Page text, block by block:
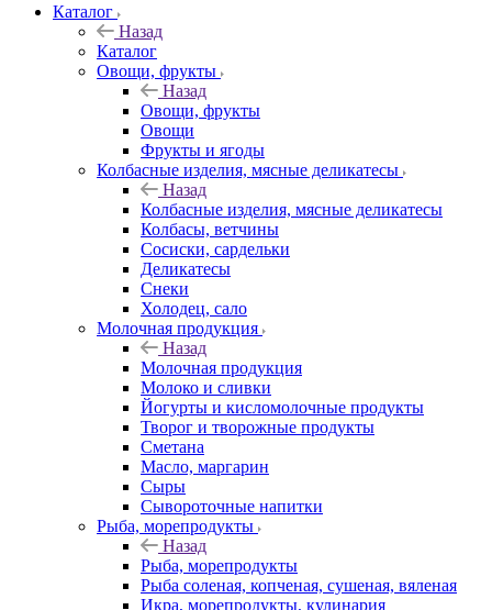
Каталог
Назад
Каталог
Овощи, фрукты
Назад
Овощи, фрукты
Овощи
Фрукты и ягоды
Колбасные изделия, мясные деликатесы
Назад
Колбасные изделия, мясные деликатесы
Колбасы, ветчины
Сосиски, сардельки
Деликатесы
Снеки
Холодец, сало
Молочная продукция
Назад
Молочная продукция
Молоко и сливки
Йогурты и кисломолочные продукты
Творог и творожные продукты
Сметана
Масло, маргарин
Сыры
Сывороточные напитки
Рыба, морепродукты
Назад
Рыба, морепродукты
Рыба соленая, копченая, сушеная, вяленая
Икра, морепродукты, кулинария